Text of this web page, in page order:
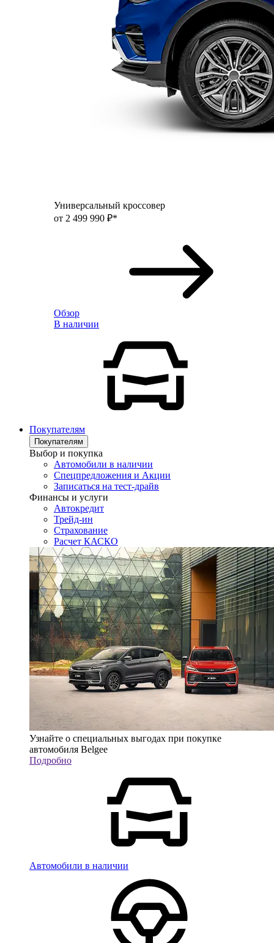
Универсальный кроссовер
от 2 499 990 ₽*
Обзор
В наличии
Покупателям
Покупателям
Выбор и покупка
Автомобили в наличии
Спецпредложения и Акции
Записаться на тест-драйв
Финансы и услуги
Автокредит
Трейд-ин
Страхование
Расчет КАСКО
Узнайте о специальных выгодах при покупке
автомобиля Belgee
Подробно
Автомобили в наличии